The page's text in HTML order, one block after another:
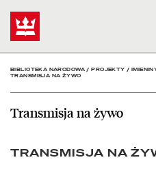
Transmisja
BIBLIOTEKA NARODOWA/PROJEKTY /
TRANSMISJA NA ŻYWO
Transmisja na żywo
TRANSMISJA NA